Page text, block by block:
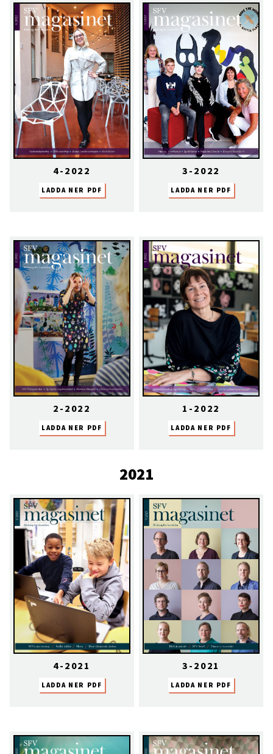
4-2022
LADDA NER PDF
3-2022
LADDA NER PDF
2-2022
LADDA NER PDF
1-2022
LADDA NER PDF
2021
4-2021
LADDA NER PDF
3-2021
LADDA NER PDF